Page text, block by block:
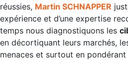
réussies, Martin SCHNAPPER
expérience et d’une expertise
temps nous diagnostiquons les
en décortiquant leurs marchés,
menaces et surtout en